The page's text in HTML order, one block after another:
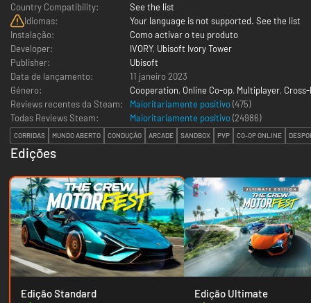
Country Compatibility:
See the list
Idiomas:
Your language is not supported. See the list
Instalação:
Como activar o teu produto
Developer:
IVORY, Ubisoft Ivory Tower
Publisher:
Ubisoft
Data de lançamento:
11 janeiro 2023
Género:
Cooperation, Online Co-op, Multiplayer,
Reviews recentes da Steam:
Maioritariamente positivo(475)
Todas Reviews Steam:
Maioritariamente positivo(24986)
CORRIDAS MUNDO ABERTO CONDUÇÃO ARCADE SANDBOX PVP CO-OP ONLINE
Edições
Edição Standard Edição Ultimate